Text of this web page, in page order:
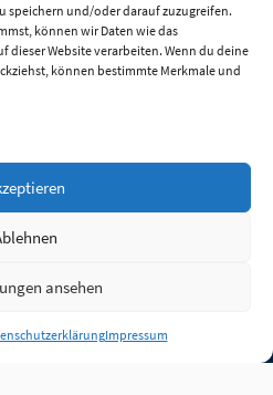
speichern und/oder darauf zuzugreifen.
können wir Daten wie das
dieser Website verarbeiten. Wenn du deine
können bestimmte Merkmale und
ansehen
Impressum
FAQ Quellen